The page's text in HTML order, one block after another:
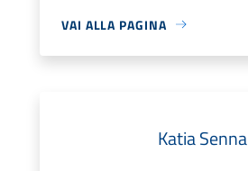
VAI ALLA PAGINA
Katia Senna